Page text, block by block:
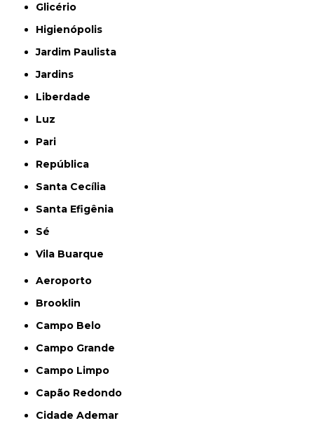
Glicério
Higienópolis
Jardim Paulista
Jardins
Liberdade
Luz
Pari
República
Santa Cecília
Santa Efigênia
Sé
Vila Buarque
Aeroporto
Brooklin
Campo Belo
Campo Grande
Campo Limpo
Capão Redondo
Cidade Ademar